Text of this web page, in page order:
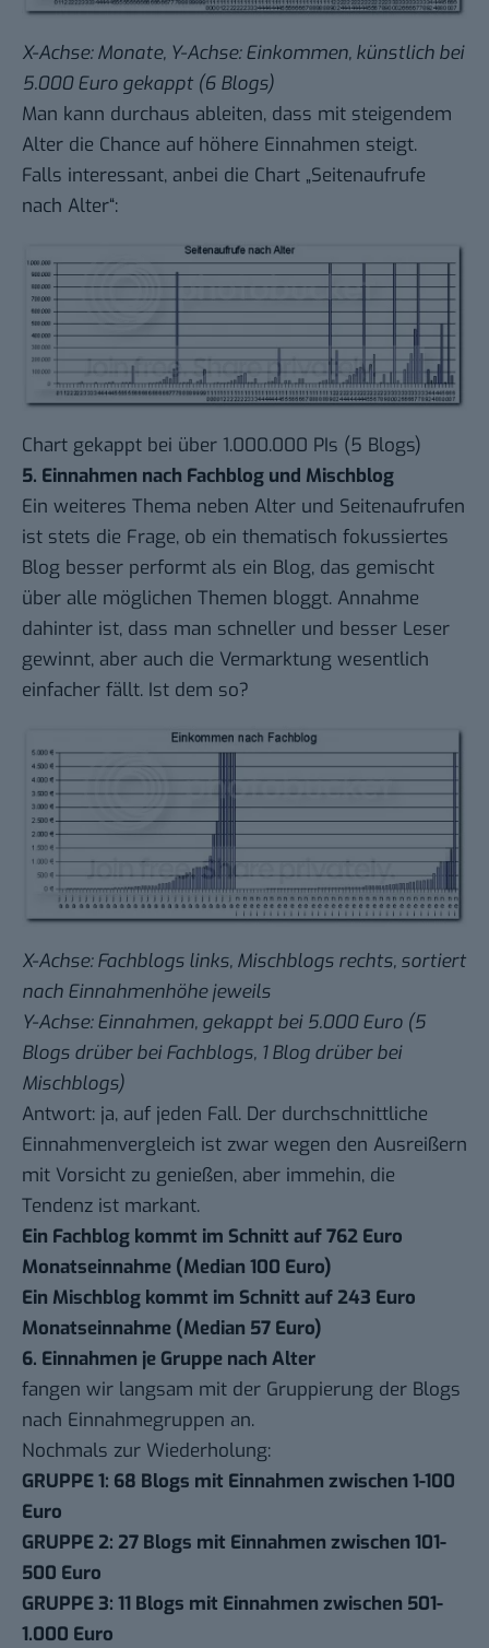
X-Achse: Monate, Y-Achse: Einkommen, künstlich bei
5.000 Euro gekappt (6 Blogs)
Man kann durchaus ableiten, dass mit steigendem
Alter die Chance auf höhere Einnahmen steigt.
Falls interessant, anbei die Chart „Seitenaufrufe
nach Alter“:
Chart gekappt bei über 1.000.000 PIs (5 Blogs)
5. Einnahmen nach Fachblog und Mischblog
Ein weiteres Thema neben Alter und Seitenaufrufen
ist stets die Frage, ob ein thematisch fokussiertes
Blog besser performt als ein Blog, das gemischt
über alle möglichen Themen bloggt. Annahme
dahinter ist, dass man schneller und besser Leser
gewinnt, aber auch die Vermarktung wesentlich
einfacher fällt. Ist dem so?
X-Achse: Fachblogs links, Mischblogs rechts, sortiert
nach Einnahmenhöhe jeweils
Y-Achse: Einnahmen, gekappt bei 5.000 Euro (5
Blogs drüber bei Fachblogs, 1 Blog drüber bei
Mischblogs)
Antwort: ja, auf jeden Fall. Der durchschnittliche
Einnahmenvergleich ist zwar wegen den Ausreißern
mit Vorsicht zu genießen, aber immehin, die
Tendenz ist markant.
Ein Fachblog kommt im Schnitt auf 762 Euro
Monatseinnahme (Median 100 Euro)
Ein Mischblog kommt im Schnitt auf 243 Euro
Monatseinnahme (Median 57 Euro)
6. Einnahmen je Gruppe nach Alter
fangen wir langsam mit der Gruppierung der Blogs
nach Einnahmegruppen an.
Nochmals zur Wiederholung:
GRUPPE 1: 68 Blogs mit Einnahmen zwischen 1-100
Euro
GRUPPE 2: 27 Blogs mit Einnahmen zwischen 101-
500 Euro
GRUPPE 3: 11 Blogs mit Einnahmen zwischen 501-
1.000 Euro